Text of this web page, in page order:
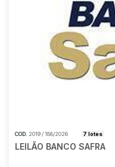
COD. 2019 / 188/2026 7 lotes
LEILÃO BANCO SAFRA